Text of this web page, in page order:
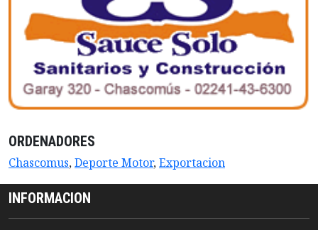
ORDENADORES
Chascomus,Deporte Motor,Exportacion
INFORMACION